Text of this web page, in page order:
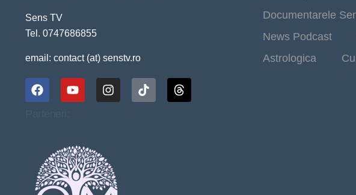
Sens TV
Tel. 0747686855
email: contact (at) senstv.ro
Documentarele
News Podcast
Astrologica